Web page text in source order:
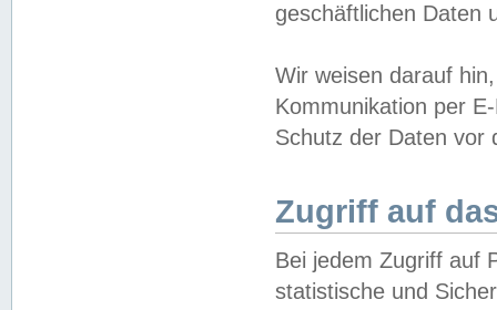
geschäftlichen Daten
Wir weisen darauf
Kommunikation per
Schutz der Daten vor
Zugriff auf
Bei jedem Zugriff auf
statistische und